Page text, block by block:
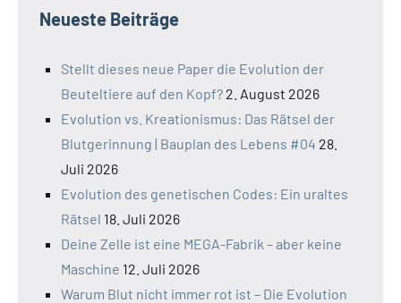
Neueste Beiträge
Stellt dieses neue Paper die Evolution der
Beuteltiere auf den Kopf? 2. August 2026
Evolution vs. Kreationismus: Das Rätsel der
Blutgerinnung | Bauplan des Lebens #04 28.
Juli 2026
Evolution des genetischen Codes: Ein uraltes
Rätsel 18. Juli 2026
Deine Zelle ist eine MEGA-Fabrik – aber keine
Maschine 12. Juli 2026
Warum Blut nicht immer rot ist – Die Evolution